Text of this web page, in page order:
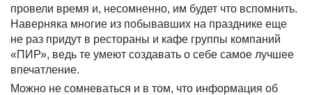
провели время и, несомненно, им будет что вспомнить.
Наверняка многие из побывавших на празднике еще
не раз придут в рестораны и кафе группы компаний
«ПИР», ведь те умеют создавать о себе самое лучшее
впечатление.
Можно не сомневаться и в том, что информация об